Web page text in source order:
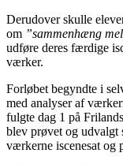
Derudover skulle
om ”sammenhæng
udføre deres færdige
værker.
Forløbet begyndte i
med analyser af
fulgte dag 1 på
blev prøvet og udvalgt
værkerne iscenesat og